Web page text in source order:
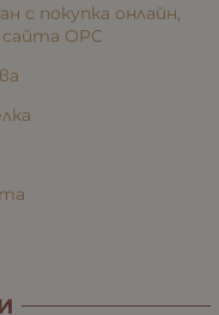
с покупка онлайн,
ОРС